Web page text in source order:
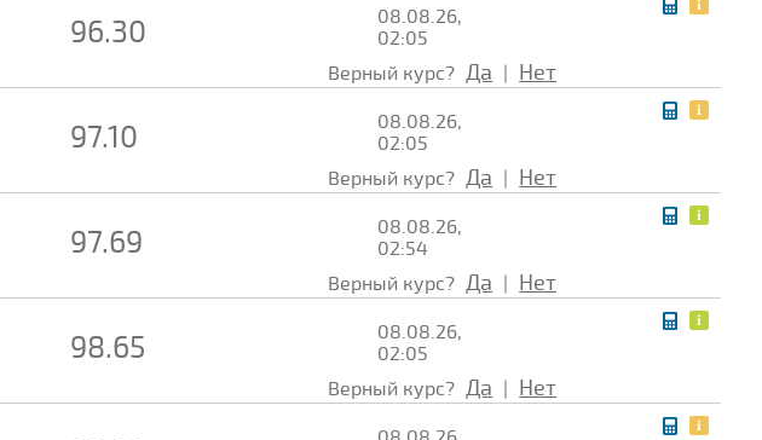
96.30
08.08.26,
02:05
Верный курс? Да Нет
97.10
08.08.26,
02:05
Верный курс? Да Нет
97.69
08.08.26,
02:54
Верный курс? Да Нет
98.65
08.08.26,
02:05
Верный курс? Да Нет